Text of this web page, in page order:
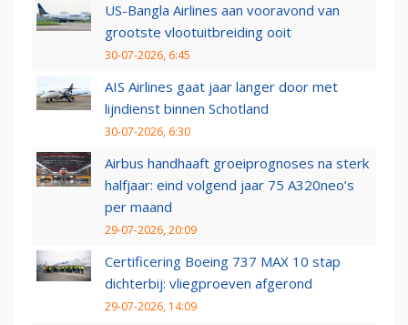
US-Bangla Airlines aan vooravond van
grootste vlootuitbreiding ooit
30-07-2026, 6:45
AIS Airlines gaat jaar langer door met
lijndienst binnen Schotland
30-07-2026, 6:30
Airbus handhaaft groeiprognoses na sterk
halfjaar: eind volgend jaar 75 A320neo’s
per maand
29-07-2026, 20:09
Certificering Boeing 737 MAX 10 stap
dichterbij: vliegproeven afgerond
29-07-2026, 14:09